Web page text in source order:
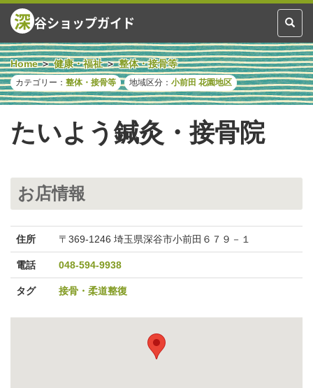
Toggle
深 谷ショップガイド
Home 健康・福祉 整体・接骨等
カテゴリー： 整体・接骨等 地域区分： 小前田 花園地区
たいよう鍼灸・接骨院
お店情報
住所 〒369-1246 埼玉県深谷市小前田６７９－１
電話 048-594-9938
タグ 接骨・柔道整復